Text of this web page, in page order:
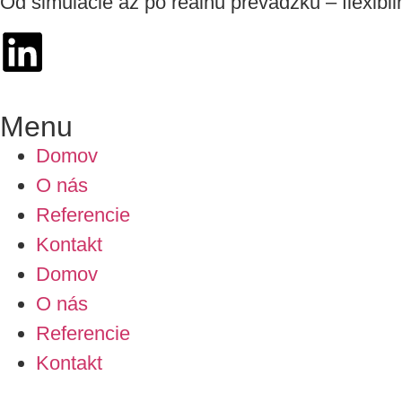
Menu
Domov
O nás
Referencie
Kontakt
Domov
O nás
Referencie
Kontakt